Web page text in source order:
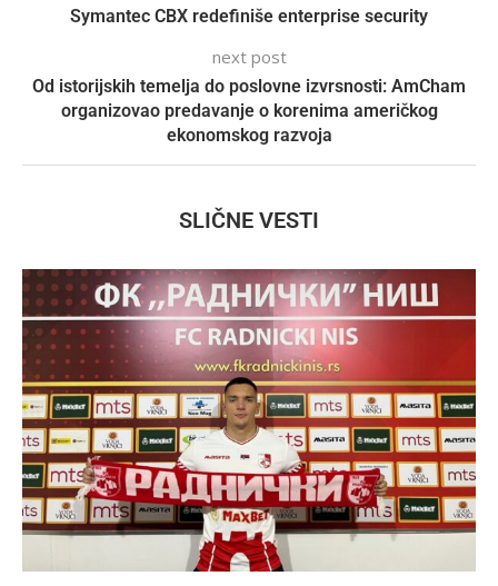
Symantec CBX redefiniše enterprise security
next post
Od istorijskih temelja do poslovne izvrsnosti: AmCham
organizovao predavanje o korenima američkog
ekonomskog razvoja
SLIČNE VESTI